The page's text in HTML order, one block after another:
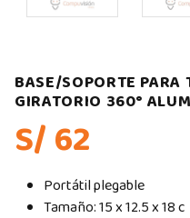
BASE/SOPORTE
GIRATORIO 360°
S/ 62
Portátil plegable
Tamaño: 15 x 12.5 x 18 c